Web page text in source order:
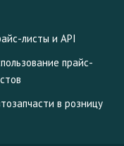
листы и API
прайс-
в розницу